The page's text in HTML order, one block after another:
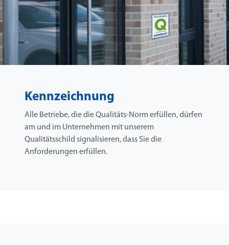
Kennzeichnung
Alle Betriebe, die die Qualitäts-Norm erfüllen, dürfen
am und im Unternehmen mit unserem
Qualitätsschild signalisieren, dass Sie die
Anforderungen erfüllen.